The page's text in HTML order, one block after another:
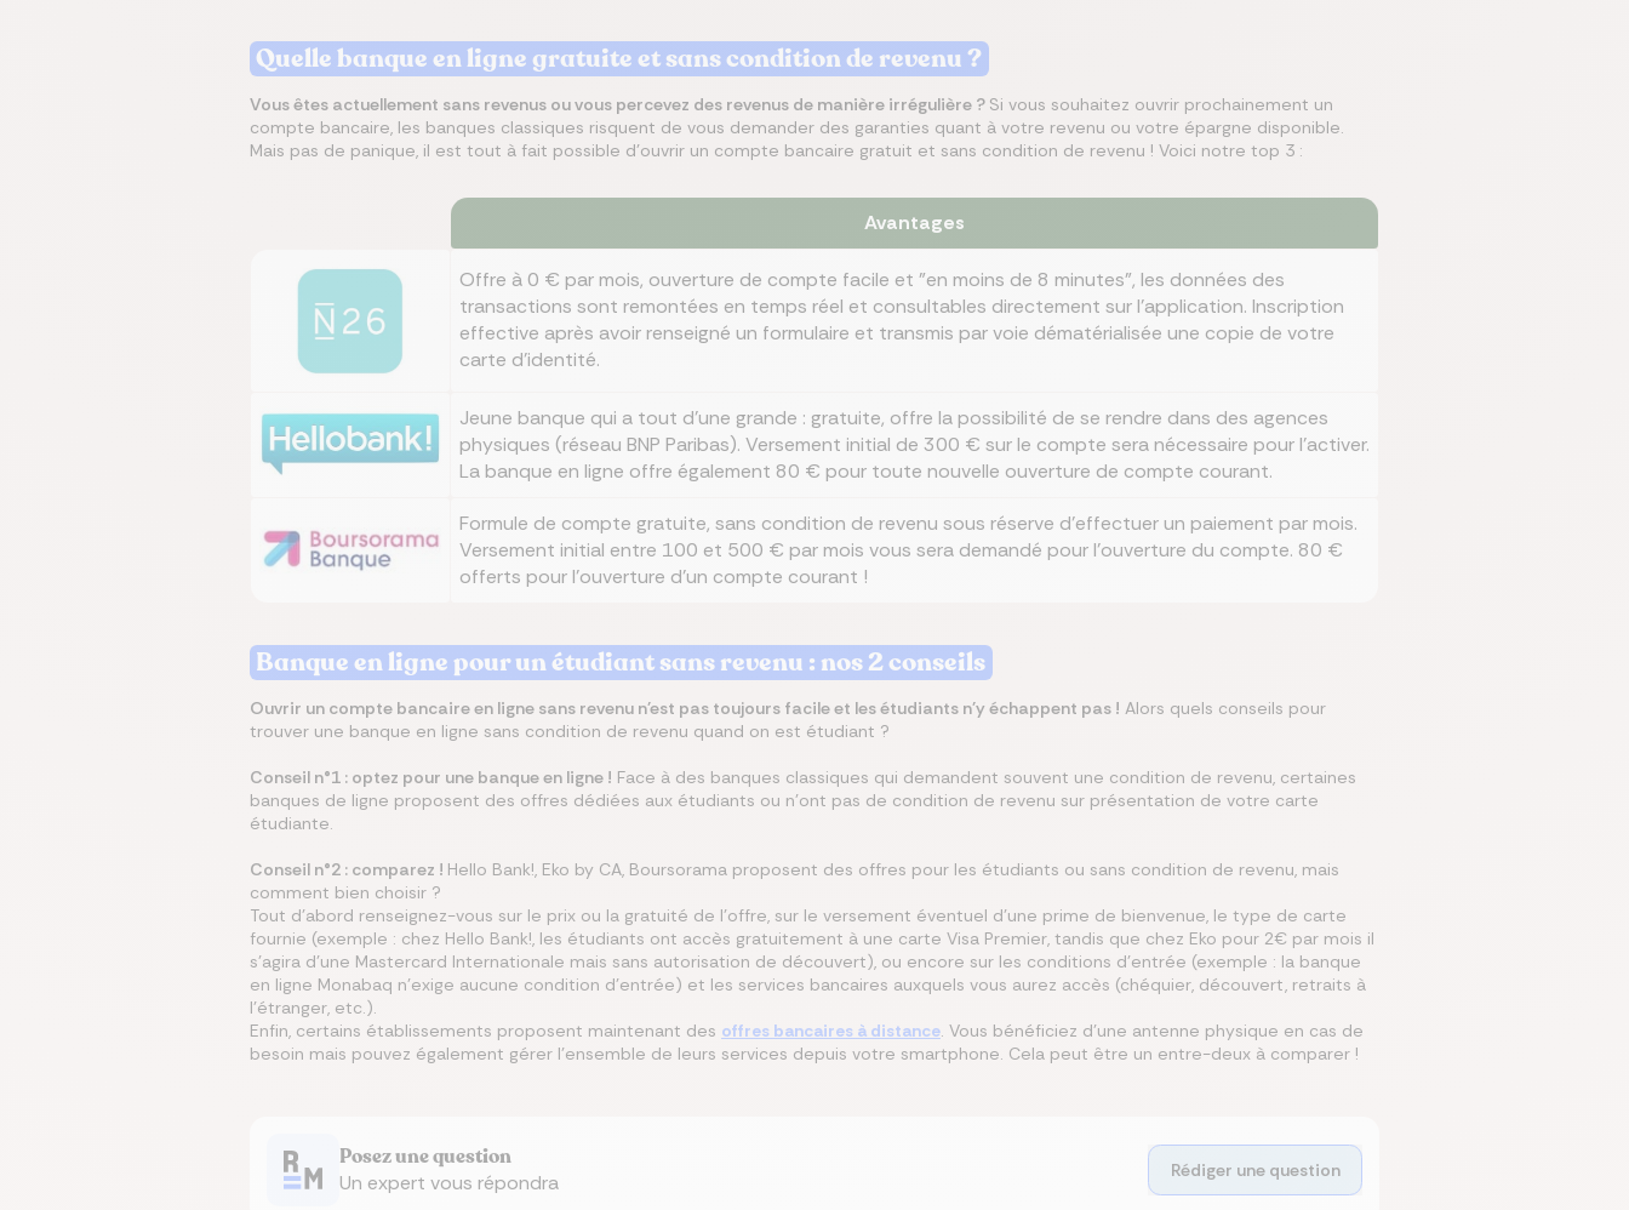
Quelle banque en ligne gratuite et sans condition de revenu ?
Vous êtes actuellement sans revenus ou vous percevez des revenus de manière irrégulière ? Si vous souhaitez ouvrir prochainement un
compte bancaire, les banques classiques risquent de vous demander des garanties quant à votre revenu ou votre épargne disponible.
Mais pas de panique, il est tout à fait possible d'ouvrir un compte bancaire gratuit et sans condition de revenu ! Voici notre top 3 :
Avantages
Offre à 0 € par mois, ouverture de compte facile et "en moins de 8 minutes", les données des
transactions sont remontées en temps réel et consultables directement sur l’application. Inscription
effective après avoir renseigné un formulaire et transmis par voie dématérialisée une copie de votre
carte d'identité.
Jeune banque qui a tout d'une grande : gratuite, offre la possibilité de se rendre dans des agences
physiques (réseau BNP Paribas). Versement initial de 300 € sur le compte sera nécessaire pour l’activer.
La banque en ligne offre également 80 € pour toute nouvelle ouverture de compte courant.
Formule de compte gratuite, sans condition de revenu sous réserve d'effectuer un paiement par mois.
Versement initial entre 100 et 500 € par mois vous sera demandé pour l'ouverture du compte. 80 €
offerts pour l'ouverture d'un compte courant !
Banque en ligne pour un étudiant sans revenu : nos 2 conseils
Ouvrir un compte bancaire en ligne sans revenu n'est pas toujours facile et les étudiants n'y échappent pas ! Alors quels conseils pour
trouver une banque en ligne sans condition de revenu quand on est étudiant ?
Conseil n°1 : optez pour une banque en ligne ! Face à des banques classiques qui demandent souvent une condition de revenu, certaines
banques de ligne proposent des offres dédiées aux étudiants ou n'ont pas de condition de revenu sur présentation de votre carte
étudiante.
Conseil n°2 : comparez ! Hello Bank!, Eko by CA, Boursorama proposent des offres pour les étudiants ou sans condition de revenu, mais
comment bien choisir ?
Tout d'abord renseignez-vous sur le prix ou la gratuité de l'offre, sur le versement éventuel d'une prime de bienvenue, le type de carte
fournie (exemple : chez Hello Bank!, les étudiants ont accès gratuitement à une carte Visa Premier, tandis que chez Eko pour 2€ par mois il
s'agira d'une Mastercard Internationale mais sans autorisation de découvert), ou encore sur les conditions d'entrée (exemple : la banque
en ligne Monabaq n'exige aucune condition d'entrée) et les services bancaires auxquels vous aurez accès (chéquier, découvert, retraits à
l'étranger, etc.).
Enfin, certains établissements proposent maintenant des offres bancaires à distance. Vous bénéficiez d'une antenne physique en cas de
besoin mais pouvez également gérer l'ensemble de leurs services depuis votre smartphone. Cela peut être un entre-deux à comparer !
Posez une question
Un expert vous répondra
Rédiger une question